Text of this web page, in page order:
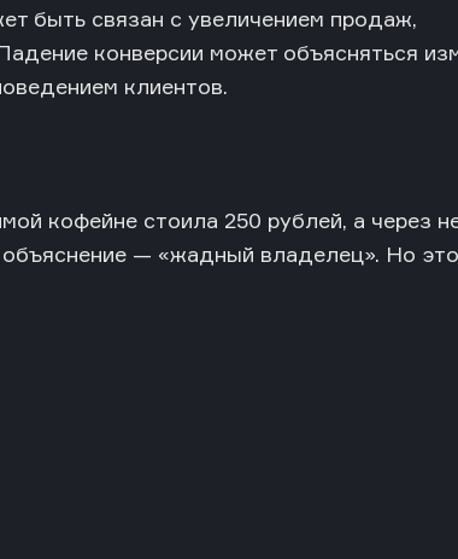
быть связан с увеличением продаж,
конверсии может объясняться
клиентов.
кофейне стоила 250 рублей, а через
— «жадный владелец». Но это